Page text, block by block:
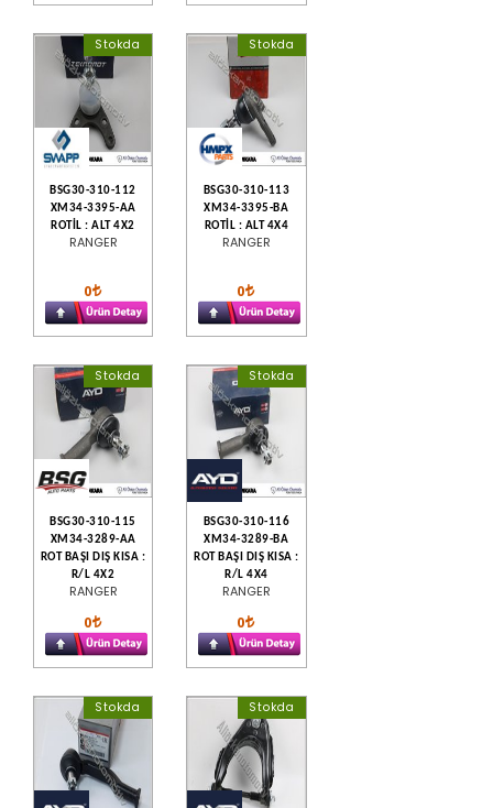
Stokda
BSG30-310-112
XM34-3395-AA
ROTİL : ALT 4X2
RANGER
0
Stokda
BSG30-310-113
XM34-3395-BA
ROTİL : ALT 4X4
RANGER
0
Stokda
BSG30-310-115
XM34-3289-AA
ROT BAŞI DIŞ KISA :
R/L 4X2
RANGER
0
Stokda
BSG30-310-116
XM34-3289-BA
ROT BAŞI DIŞ KISA :
R/L 4X4
RANGER
0
Stokda Stokda